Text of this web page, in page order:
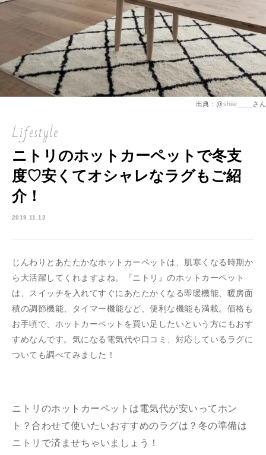
出典：@shiie____ さん
Lifestyle
ニトリのホットカーペットで冬支
度♡安くてオシャレなラグもご紹
介！
2019.11.12
じんわりとあたたかなホットカーペットは、肌寒くなる時期か
ら大活躍してくれますよね。『ニトリ』のホットカーペット
は、スイッチを入れてすぐにあたたかくなる即暖機能、暖房面
積の調節機能、タイマー機能など、便利な機能も満載。価格も
お手頃で、ホットカーペットを買い足したいという方にもおす
すめなんです。気になる電気代や口コミ、対応しているラグに
ついても調べてみました！
ニトリのホットカーペットは電気代が安いってホン
ト？合わせて使いたいおすすめのラグは？冬の準備は
ニトリで済ませちゃいましょう！